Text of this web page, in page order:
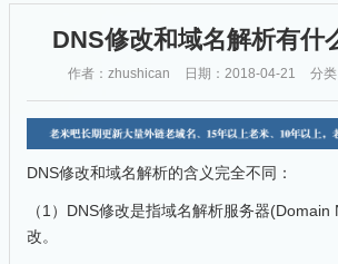
DNS修改和域名解析有什
作者：zhushican 日期：2018-04-21 分类
DNS修改和域名解析的含义完全不同：
（1）DNS修改是指域名解析服务器
改。